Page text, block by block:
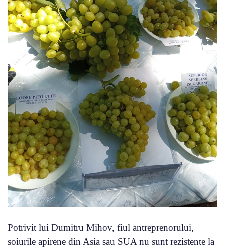
Potrivit lui Dumitru Mihov, fiul antreprenorului,
soiurile apirene din Asia sau SUA nu sunt rezistente la